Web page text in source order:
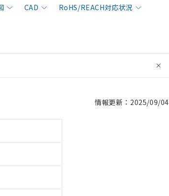
CAD
RoHS/REACH対応状況
情報更新：2025/09/04